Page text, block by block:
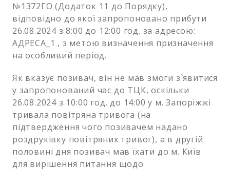
№1372ГО (Додаток 11 до Порядку),
відповідно до якої запропоновано прибути
26.08.2024 з 8:00 до 12:00 год. за адресою:
АДРЕСА_1 , з метою визначення призначення
на особливий період.
Як вказує позивач, він не мав змоги з`явитися
у запропонований час до ТЦК, оскільки
26.08.2024 з 10:00 год. до 14:00 у м. Запоріжжі
тривала повітряна тривога (на
підтвердження чого позивачем надано
роздруківку повітряних тривог), а в другій
половині дня позивач мав їхати до м. Київ
для вирішення питання щодо